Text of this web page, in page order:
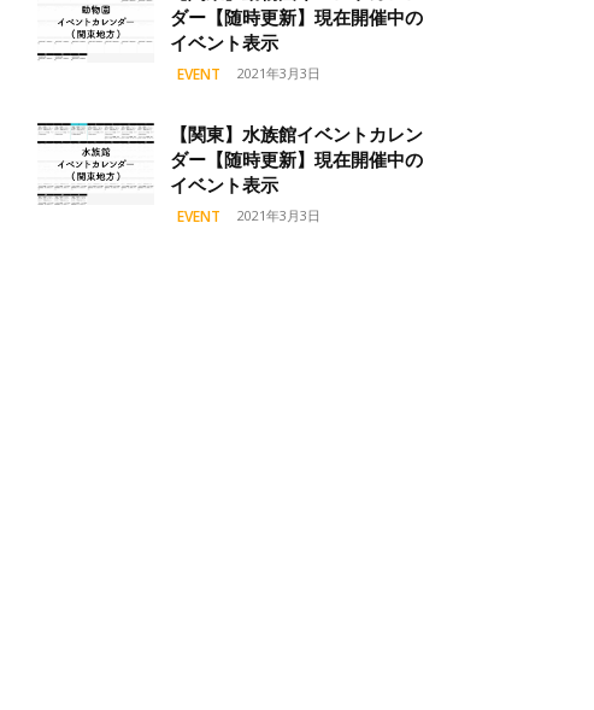
ダー【随時更新】現在開催中の
イベント表示
EVENT 2021年3月3日
【関東】水族館イベントカレン
ダー【随時更新】現在開催中の
イベント表示
EVENT 2021年3月3日